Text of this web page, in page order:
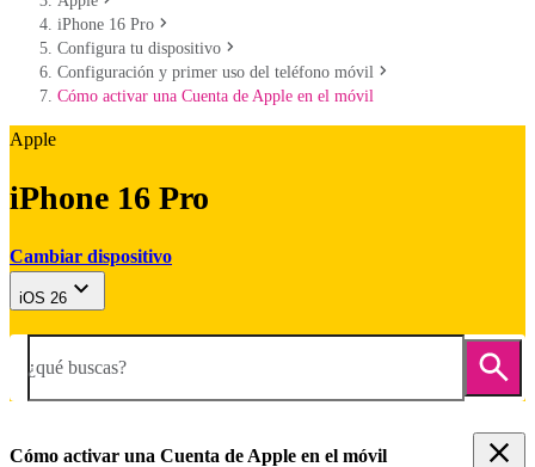
iPhone 16 Pro
Configura tu dispositivo
Configuración y primer uso del teléfono móvil
Cómo activar una Cuenta de Apple en el móvil
Apple
iPhone 16 Pro
Cambiar dispositivo
iOS 26
¿qué buscas?
Cómo activar una Cuenta de Apple en el móvil